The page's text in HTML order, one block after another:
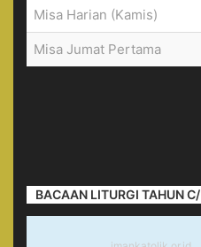
Misa Harian (Kamis)
Misa Jumat Pertama
BACAAN LITURGI TAHUN